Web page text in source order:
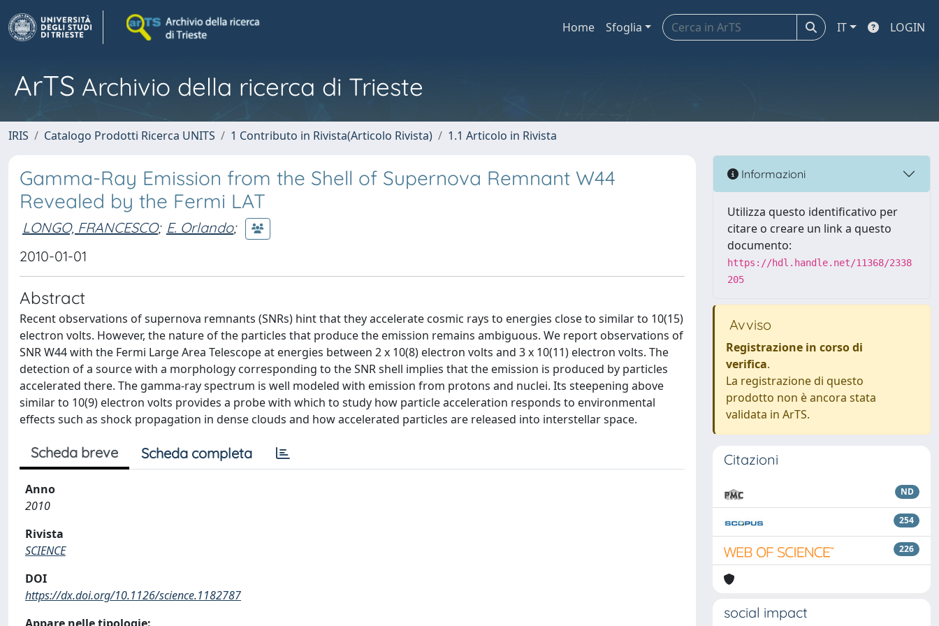
Home Sfoglia IT LOGIN
ArTS Archivio della ricerca di Trieste
IRIS Catalogo Prodotti Ricerca UNITS 1 Contributo in Rivista(Articolo Rivista) 1.1 Articolo in Rivista
Gamma-Ray Emission from the Shell of Supernova Remnant W44
Revealed by the Fermi LAT
LONGO, FRANCESCO; E. Orlando;
2010-01-01
Abstract
Recent observations of supernova remnants (SNRs) hint that they accelerate cosmic rays to energies close to similar to 10(15)
electron volts. However, the nature of the particles that produce the emission remains ambiguous. We report observations of
SNR W44 with the Fermi Large Area Telescope at energies between 2 x 10(8) electron volts and 3 x 10(11) electron volts. The
detection of a source with a morphology corresponding to the SNR shell implies that the emission is produced by particles
accelerated there. The gamma-ray spectrum is well modeled with emission from protons and nuclei. Its steepening above
similar to 10(9) electron volts provides a probe with which to study how particle acceleration responds to environmental
effects such as shock propagation in dense clouds and how accelerated particles are released into interstellar space.
Scheda breve Scheda completa
Anno
2010
Rivista
SCIENCE
DOI
https://dx.doi.org/10.1126/science.1182787
Informazioni
Utilizza questo identificativo per
citare o creare un link a questo
documento:
https://hdl.handle.net/11368/2338
205
Avviso
Registrazione in corso di
verifica.
La registrazione di questo
prodotto non è ancora stata
validata in ArTS.
Citazioni
ND
254
226
social impact